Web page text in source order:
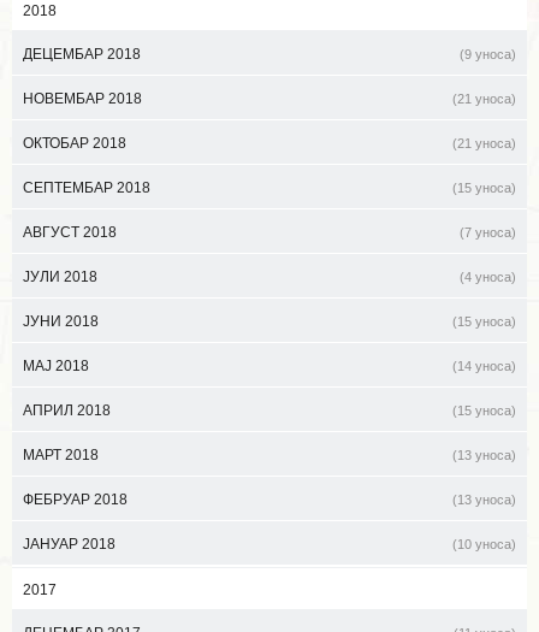
2018
ДЕЦЕМБАР 2018 (9 уноса)
НОВЕМБАР 2018 (21 уноса)
ОКТОБАР 2018 (21 уноса)
СЕПТЕМБАР 2018 (15 уноса)
АВГУСТ 2018 (7 уноса)
ЈУЛИ 2018 (4 уноса)
ЈУНИ 2018 (15 уноса)
МАЈ 2018 (14 уноса)
АПРИЛ 2018 (15 уноса)
МАРТ 2018 (13 уноса)
ФЕБРУАР 2018 (13 уноса)
ЈАНУАР 2018 (10 уноса)
2017